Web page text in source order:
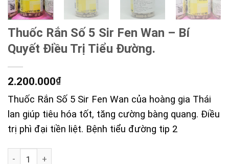
Thuốc Rắn Số 5 Sir Fen Wan – Bí
Quyết Điều Trị Tiểu Đường.
2.200.000₫
Thuốc Rắn Số 5 Sir Fen Wan của hoàng gia Thái
lan giúp tiêu hóa tốt, tăng cường bàng quang. Điều
trị phì đại tiền liệt. Bệnh tiểu đường tip 2